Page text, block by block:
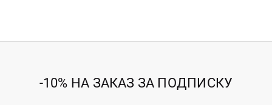
-10% НА ЗАКАЗ ЗА ПОДПИСКУ